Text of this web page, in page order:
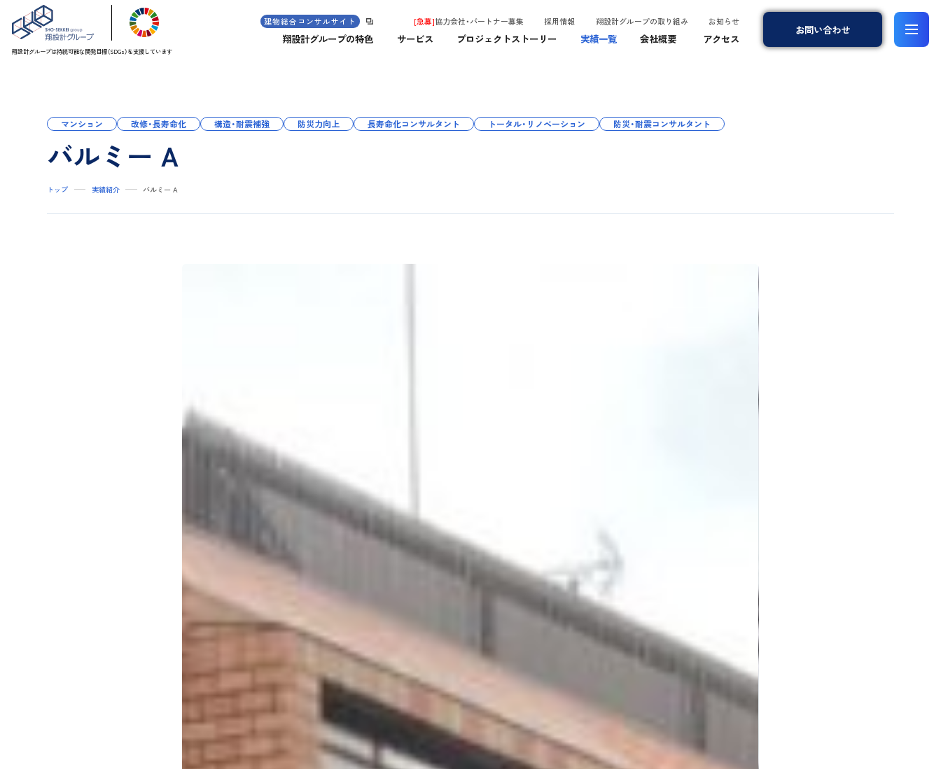
翔設計グループは持続可能な開発目標（SDGs）を支援しています
建物総合コンサルサイト [急募]協力会社・パートナー募集 採用情報 翔設計グループの取り組み お知らせ
翔設計グループの特色 サービス プロジェクトストーリー 実績一覧 会社概要 アクセス
お問い合わせ
バルミー A
マンション 改修・長寿命化 構造・耐震補強 防災力向上 長寿命化コンサルタント トータル・リノベーション 防災・耐震コンサルタント
トップ 実績紹介 バルミー A